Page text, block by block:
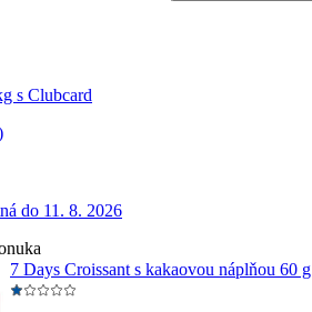
s Clubcard
do 11. 8. 2026
7 Days Croissant s kakaovou náplňou 60 g